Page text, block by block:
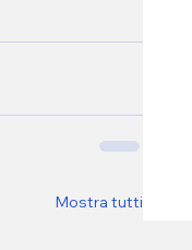
Mostra tutti